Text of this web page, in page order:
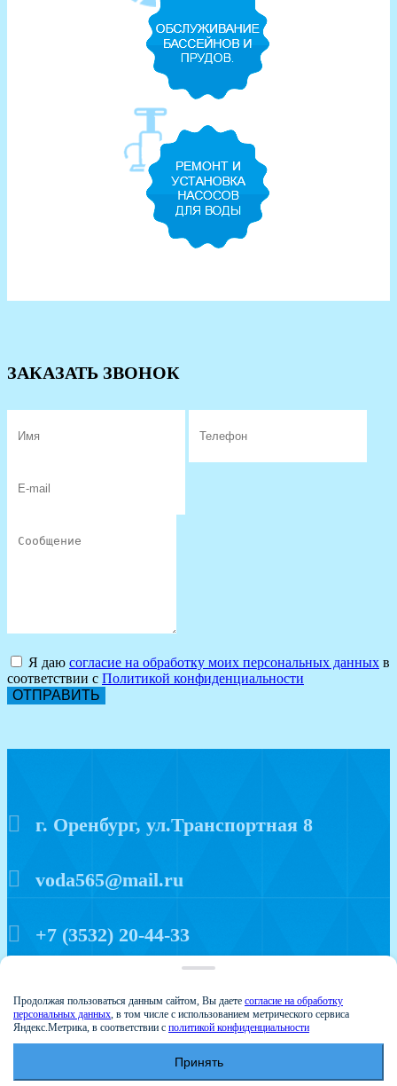
ЗАКАЗАТЬ ЗВОНОК
Я даю согласие на обработку моих персональных данных в
соответствии с Политикой конфиденциальности
ОТПРАВИТЬ
г. Оренбург, ул.Транспортная 8
voda565@mail.ru
+7 (3532) 20-44-33
Продолжая пользоваться данным сайтом, Вы даете согласие на обработку
персональных данных, в том числе с использованием метрического сервиса
Яндекс.Метрика, в соответствии с политикой конфиденциальности
Принять